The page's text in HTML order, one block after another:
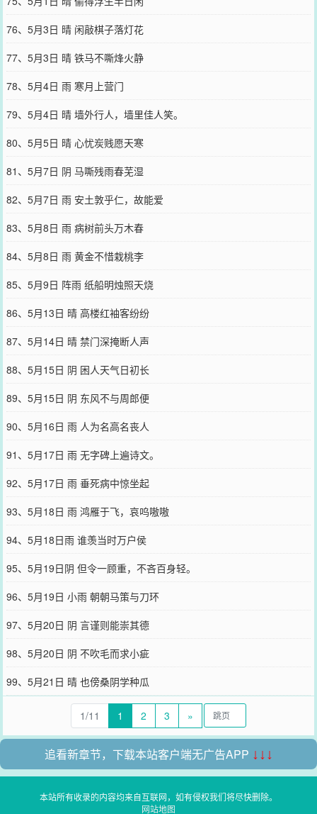
76、5月3日 晴 闲敲棋子落灯花
77、5月3日 晴 铁马不嘶烽火静
78、5月4日 雨 寒月上营门
79、5月4日 晴 墙外行人，墙里佳人笑。
80、5月5日 晴 心忧炭贱愿天寒
81、5月7日 阴 马嘶残雨春芜湿
82、5月7日 雨 安土敦乎仁，故能爱
83、5月8日 雨 病树前头万木春
84、5月8日 雨 黄金不惜栽桃李
85、5月9日 阵雨 纸船明烛照天烧
86、5月13日 晴 高楼红袖客纷纷
87、5月14日 晴 禁门深掩断人声
88、5月15日 阴 困人天气日初长
89、5月15日 阴 东风不与周郎便
90、5月16日 雨 人为名高名丧人
91、5月17日 雨 无字碑上遍诗文。
92、5月17日 雨 垂死病中惊坐起
93、5月18日 雨 鸿雁于飞，哀呜嗷嗷
94、5月18日雨 谁羡当时万户侯
95、5月19日阴 但令一顾重，不吝百身轻。
96、5月19日 小雨 朝朝马策与刀环
97、5月20日 阴 言谨则能崇其德
98、5月20日 阴 不吹毛而求小疵
99、5月21日 晴 也傍桑阴学种瓜
1/11 1 2 3 »
追看新章节，下载本站客户端无广告APP ↓↓↓
本站所有收录的内容均来自互联网，如有侵权我们将尽快删除。
网站地图